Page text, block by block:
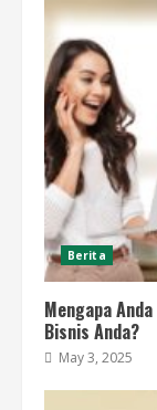
Berita
Mengapa
Bisnis Anda?
May 3, 2025